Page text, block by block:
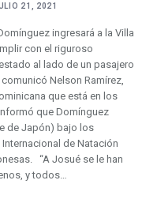
21, 2021
ingresará a la Villa
con el riguroso
al lado de un pasajero
Nelson Ramírez,
que está en los
que Domínguez
de Japón) bajo los
de Natación
“A Josué se le han
y todos…